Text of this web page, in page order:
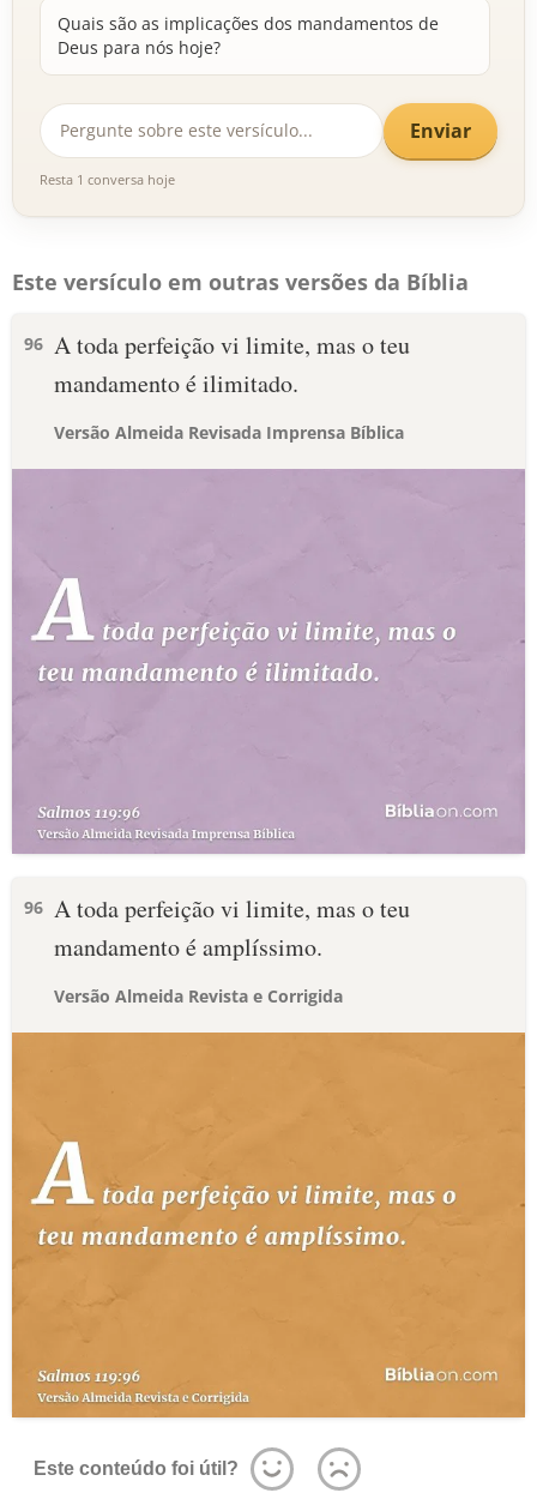
Quais são as implicações dos mandamentos de
Deus para nós hoje?
Enviar
Resta 1 conversa hoje
Este versículo em outras versões da Bíblia
96 A toda perfeição vi limite, mas o teu
mandamento é ilimitado.
Versão Almeida Revisada Imprensa Bíblica
96 A toda perfeição vi limite, mas o teu
mandamento é amplíssimo.
Versão Almeida Revista e Corrigida
Este conteúdo foi útil?